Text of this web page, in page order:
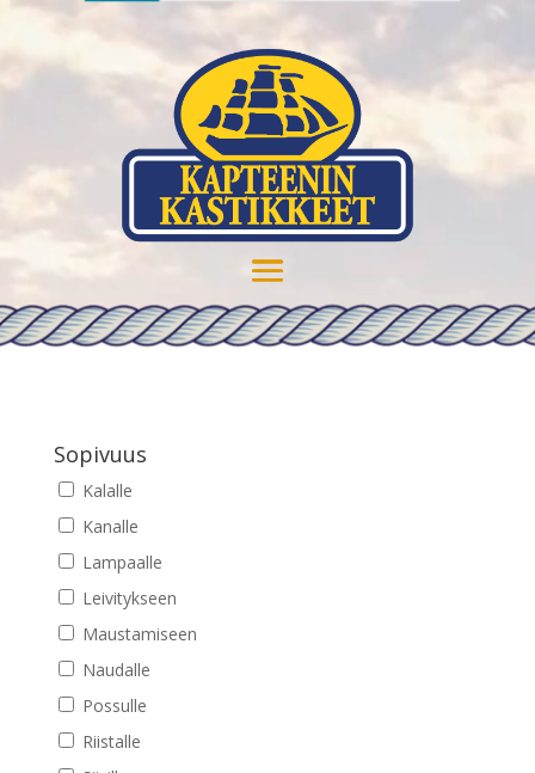
Sopivuus
Kalalle
Kanalle
Lampaalle
Leivitykseen
Maustamiseen
Naudalle
Possulle
Riistalle